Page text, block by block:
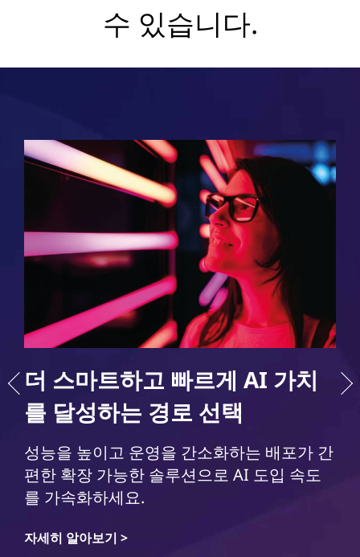
수 있습니다.
더 스마트하고 빠르게 AI 가치
를 달성하는 경로 선택
성능을 높이고 운영을 간소화하는 배포가 간
편한 확장 가능한 솔루션으로 AI 도입 속도
를 가속화하세요.
자세히 알아보기 >